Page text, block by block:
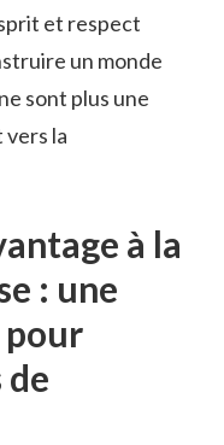
et‍ respect
un monde
sont plus une⁢
la
à⁣ la
:‌ une
de